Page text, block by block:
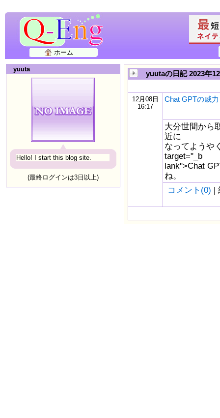
ホーム
yuuta
Hello! I start this blog site.
(最終ログインは3日以上)
yuutaの日記 2023年
12月08日
16:17
Chat GPTの威力
大分世間から
近に
なってようや
target="_b
lank">Chat
ね。
コメント(0) |